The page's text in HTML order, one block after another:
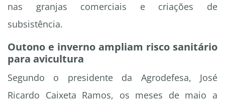
nas granjas comerciais e criações de
subsistência.
Outono e inverno ampliam risco sanitário
para avicultura
Segundo o presidente da Agrodefesa, José
Ricardo Caixeta Ramos, os meses de maio a